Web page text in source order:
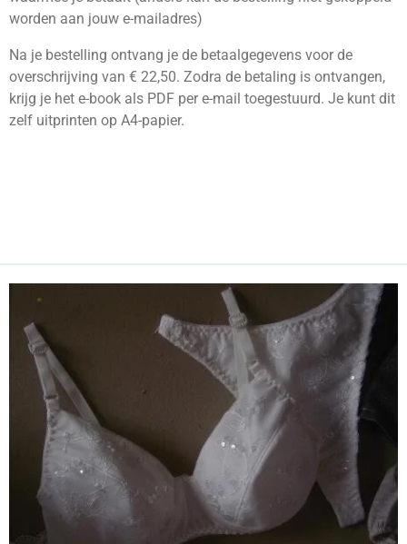
worden aan jouw e-mailadres)
Na je bestelling ontvang je de betaalgegevens voor de
overschrijving van € 22,50. Zodra de betaling is ontvangen,
krijg je het e-book als PDF per e-mail toegestuurd. Je kunt dit
zelf uitprinten op A4-papier.